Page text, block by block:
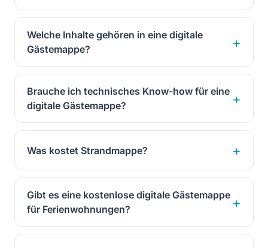
Welche Inhalte gehören in eine digitale
Gästemappe?
Brauche ich technisches Know-how für eine
digitale Gästemappe?
Was kostet Strandmappe?
Gibt es eine kostenlose digitale Gästemappe
für Ferienwohnungen?